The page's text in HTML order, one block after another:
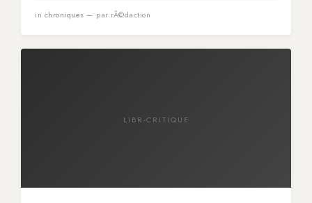
in chroniques — par rÃ©daction
LIBR-CRITIQUE